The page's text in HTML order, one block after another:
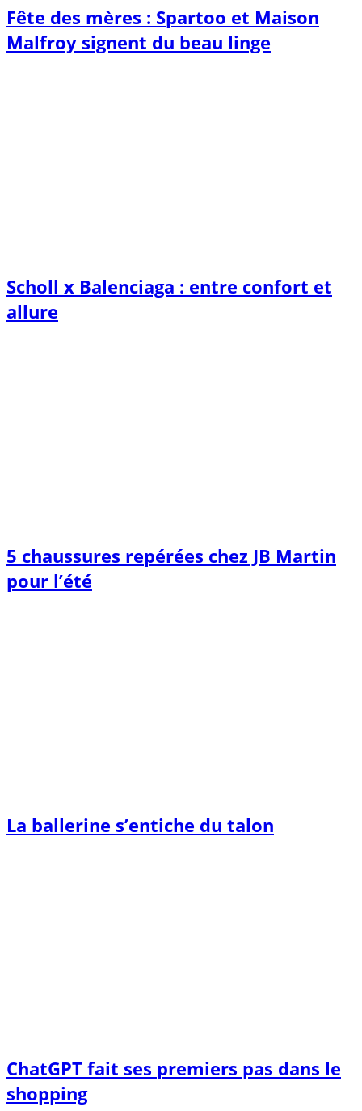
Fête des mères : Spartoo et Maison
Malfroy signent du beau linge
Scholl x Balenciaga : entre confort et
allure
5 chaussures repérées chez JB Martin
pour l’été
La ballerine s’entiche du talon
ChatGPT fait ses premiers pas dans le
shopping